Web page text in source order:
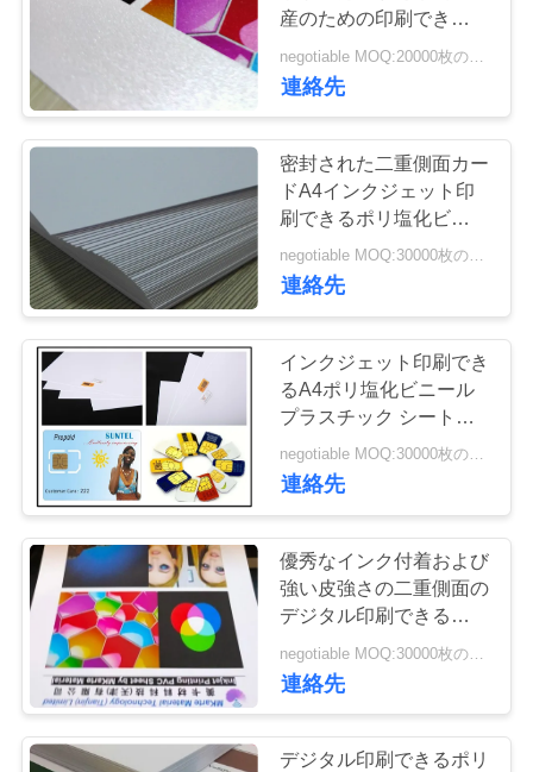
ツ
ア
ー
品
質
管
絡
だ
い
産のための印刷できるポ
リ塩化ビニール シート
negotiable MOQ:20000枚のシート
連絡先
密封された二重側面カー
ドA4インクジェット印
刷できるポリ塩化ビニー
ル シート
negotiable MOQ:30000枚のシートか2トン
連絡先
インクジェット印刷でき
るA4ポリ塩化ビニール
プラスチック シートを
印刷するMGIデジタル
negotiable MOQ:30000枚のシートか2トン
連絡先
優秀なインク付着および
強い皮強さの二重側面の
デジタル印刷できるポリ
塩化ビニール シート
連絡先
デジタル印刷できるポリ